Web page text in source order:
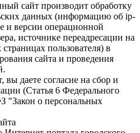
сайт производит обработку
данных (информацию об ip-
и версии операционной
источнике переадресации на
пользователя) в
сайта и проведения
вы даете согласие на сбор и
(Статья 6 Федерального
"Закон о персональных